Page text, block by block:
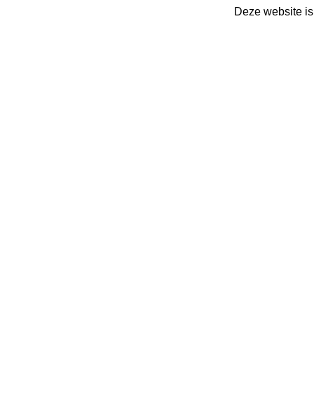
Deze website